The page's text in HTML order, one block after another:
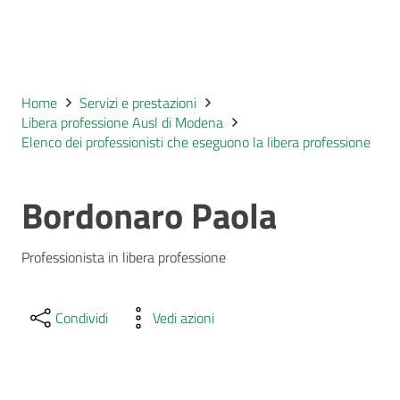
Home
Servizi e prestazioni
Libera professione Ausl di Modena
Elenco dei professionisti che eseguono la libera professione
Bordonaro Paola
Professionista in libera professione
Condividi Vedi azioni